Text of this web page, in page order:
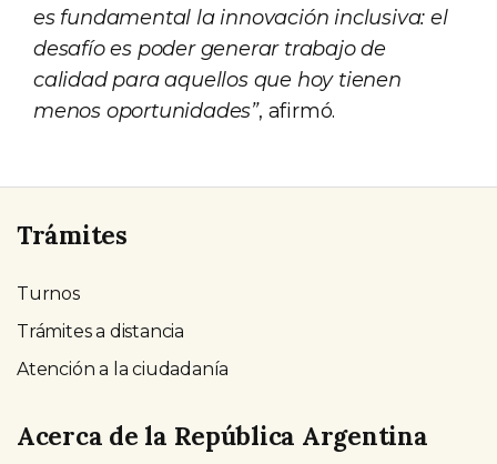
es fundamental la innovación inclusiva: el
desafío es poder generar trabajo de
calidad para aquellos que hoy tienen
menos oportunidades”, afirmó.
Trámites
Turnos
Trámites a distancia
Atención a la ciudadanía
Acerca de la República Argentina